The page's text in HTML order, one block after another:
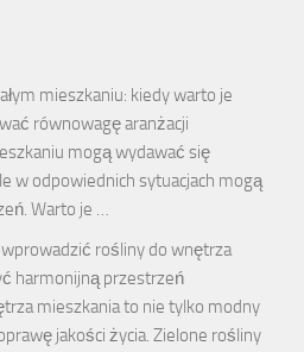
mieszkaniu: kiedy warto je
równowagę aranżacji
mogą wydawać się
w odpowiednich sytuacjach mogą
Warto je …
wprowadzić rośliny do wnętrza
harmonijną przestrzeń
mieszkania to nie tylko modny
jakości życia. Zielone rośliny